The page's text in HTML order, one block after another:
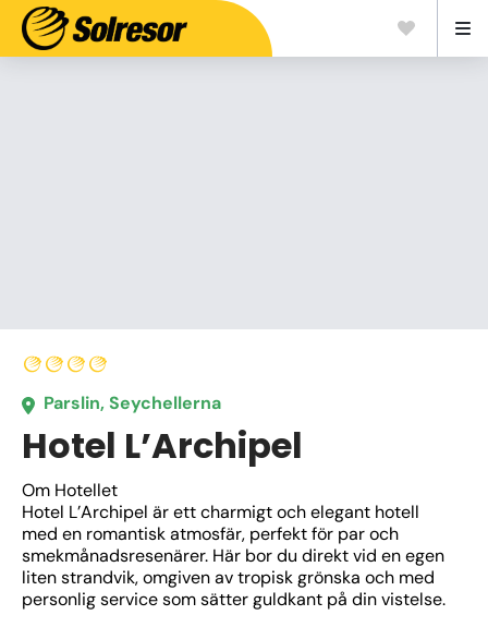
Parslin, Seychellerna
Hotel L’Archipel
Om Hotellet
Hotel L’Archipel är ett charmigt och elegant hotell
med en romantisk atmosfär, perfekt för par och
smekmånadsresenärer. Här bor du direkt vid en egen
liten strandvik, omgiven av tropisk grönska och med
personlig service som sätter guldkant på din vistelse.